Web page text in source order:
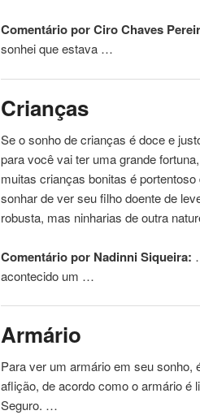
Comentário por Ciro Chaves
sonhei que estava …
Crianças
Se o sonho de crianças é doce e
para você vai ter uma grande
muitas crianças bonitas é
sonhar de ver seu filho doente de
robusta, mas ninharias de outra
Comentário por Nadinni Siqueira:
acontecido um …
Armário
Para ver um armário em seu sonho,
aflição, de acordo como o armário é
Seguro. …